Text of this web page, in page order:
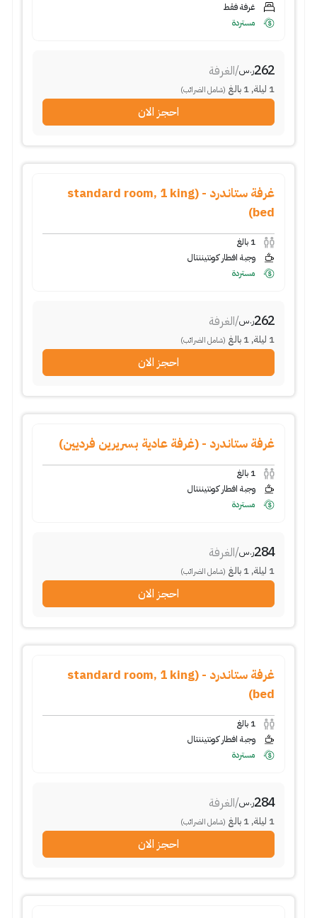
غرفة فقط
مستردة
262ر.س/الغرفة
1 ليلة,
1 بالغ (شامل الضرائب)
احجز الان
غرفة ستاندرد - (standard room, 1 king
bed)
1 بالغ
وجبة افطار كونتيننتال
مستردة
262ر.س/الغرفة
1 ليلة,
1 بالغ (شامل الضرائب)
احجز الان
غرفة ستاندرد - (غرفة عادية بسريرين فرديين)
1 بالغ
وجبة افطار كونتيننتال
مستردة
284ر.س/الغرفة
1 ليلة,
1 بالغ (شامل الضرائب)
احجز الان
غرفة ستاندرد - (standard room, 1 king
bed)
1 بالغ
وجبة افطار كونتيننتال
مستردة
284ر.س/الغرفة
1 ليلة,
1 بالغ (شامل الضرائب)
احجز الان